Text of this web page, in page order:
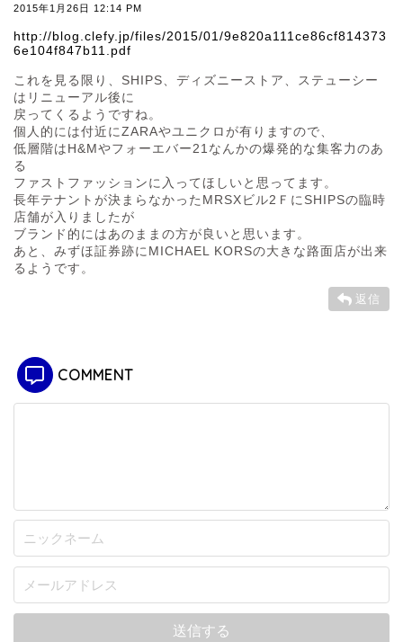
2015年1月26日 12:14 PM
http://blog.clefy.jp/files/2015/01/9e820a111ce86cf814373
6e104f847b11.pdf
これを見る限り、SHIPS、ディズニーストア、ステューシー
はリニューアル後に
戻ってくるようですね。
個人的には付近にZARAやユニクロが有りますので、
低層階はH&Mやフォーエバー21なんかの爆発的な集客力のあ
る
ファストファッションに入ってほしいと思ってます。
長年テナントが決まらなかったMRSXビル2ＦにSHIPSの臨時
店舗が入りましたが
ブランド的にはあのままの方が良いと思います。
あと、みずほ証券跡にMICHAEL KORSの大きな路面店が出来
るようです。
返信
COMMENT